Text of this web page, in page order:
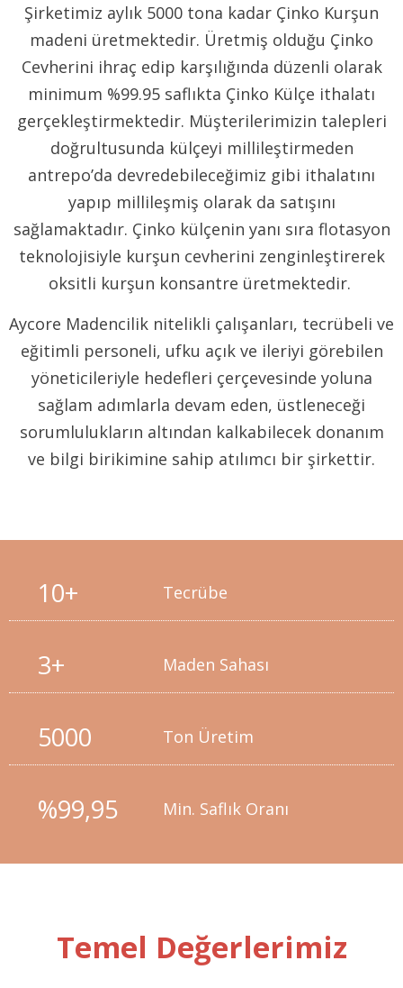
Şirketimiz aylık 5000 tona kadar Çinko Kurşun
madeni üretmektedir. Üretmiş olduğu Çinko
Cevherini ihraç edip karşılığında düzenli olarak
minimum %99.95 saflıkta Çinko Külçe ithalatı
gerçekleştirmektedir. Müşterilerimizin talepleri
doğrultusunda külçeyi millileştirmeden
antrepo’da devredebileceğimiz gibi ithalatını
yapıp millileşmiş olarak da satışını
sağlamaktadır. Çinko külçenin yanı sıra flotasyon
teknolojisiyle kurşun cevherini zenginleştirerek
oksitli kurşun konsantre üretmektedir.
Aycore Madencilik nitelikli çalışanları, tecrübeli ve
eğitimli personeli, ufku açık ve ileriyi görebilen
yöneticileriyle hedefleri çerçevesinde yoluna
sağlam adımlarla devam eden, üstleneceği
sorumlulukların altından kalkabilecek donanım
ve bilgi birikimine sahip atılımcı bir şirkettir.
10+ Tecrübe
3+ Maden Sahası
5000 Ton Üretim
%99,95 Min. Saflık Oranı
Temel Değerlerimiz